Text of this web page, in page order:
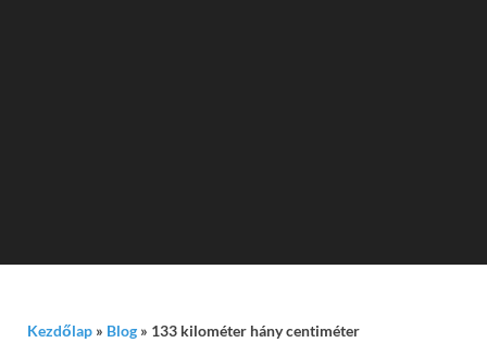
Kezdőlap » Blog » 133 kilométer hány centiméter